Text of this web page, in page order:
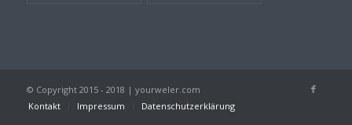
© Copyright 2015 - 2018 | yourweler.com
Kontakt
Impressum Datenschutzerklärung